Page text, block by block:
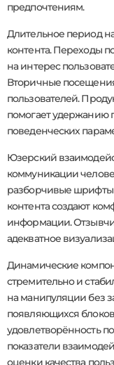
предпочтениям.
Длительное период
контента. Переходы
на интерес
Вторичные
пользователей.
помогает удержанию
поведенческих
Юзерский
коммуникации
разборчивые шрифты
контента создают
информации.
адекватное
Динамические
стремительно и
на манипуляции без
появляющихся
удовлетворённость
показатели
оценки качества